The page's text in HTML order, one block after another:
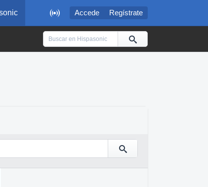
 Accede Regístrate